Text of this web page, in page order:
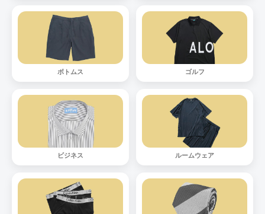
ボトムス ゴルフ
ビジネス ルームウェア